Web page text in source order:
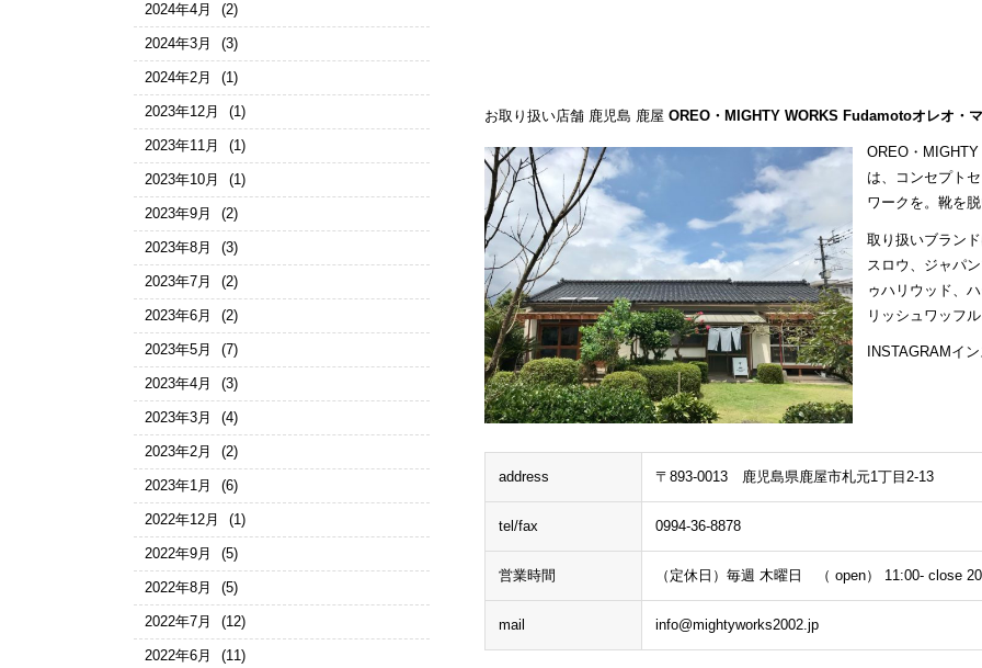
お取り扱い店舗 鹿児島 鹿屋 OREO・MIGHTY WORKS Fudamotoオレオ・
OREO・
は、コンセプト
ワークを。靴を
取り扱いブラン
スロウ、ジャパ
ゥハリウッド、
リッシュワッフル
INSTAGRAMイ
address 〒893-0013 鹿児島県鹿屋市札元1丁目2-13
tel/fax 0994-36-8878
営業時間 （定休日）毎週 木曜日 （ open） 11:00- close
mail info@mightyworks2002.jp
2024年4月 (2)
2024年3月 (3)
2024年2月 (1)
2023年12月 (1)
2023年11月 (1)
2023年10月 (1)
2023年9月 (2)
2023年8月 (3)
2023年7月 (2)
2023年6月 (2)
2023年5月 (7)
2023年4月 (3)
2023年3月 (4)
2023年2月 (2)
2023年1月 (6)
2022年12月 (1)
2022年9月 (5)
2022年8月 (5)
2022年7月 (12)
2022年6月 (11)